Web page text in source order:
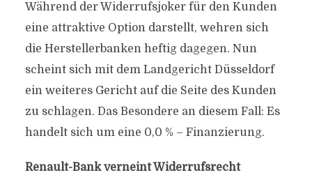
Während der Widerrufsjoker für den Kunden
eine attraktive Option darstellt, wehren sich
die Herstellerbanken heftig dagegen. Nun
scheint sich mit dem Landgericht Düsseldorf
ein weiteres Gericht auf die Seite des Kunden
zu schlagen. Das Besondere an diesem Fall: Es
handelt sich um eine 0,0 % – Finanzierung.
Renault-Bank verneint Widerrufsrecht